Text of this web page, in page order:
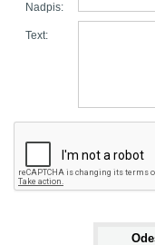
Nadpis:
Text: